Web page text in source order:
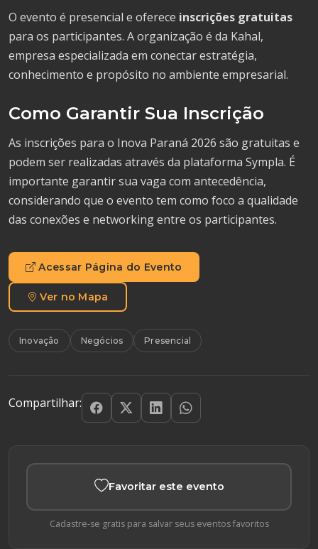
O evento é presencial e oferece inscrições gratuitas
para os participantes. A organização é da Kahal,
empresa especializada em conectar estratégia,
conhecimento e propósito no ambiente empresarial.
Como Garantir Sua Inscrição
As inscrições para o Inova Paraná 2026 são gratuitas e
podem ser realizadas através da plataforma Sympla. É
importante garantir sua vaga com antecedência,
considerando que o evento tem como foco a qualidade
das conexões e networking entre os participantes.
Acessar Página do Evento
Ver no Mapa
Inovação Negócios Presencial
Compartilhar:
Favoritar este evento
Cadastre-se gratis para salvar seus eventos favoritos